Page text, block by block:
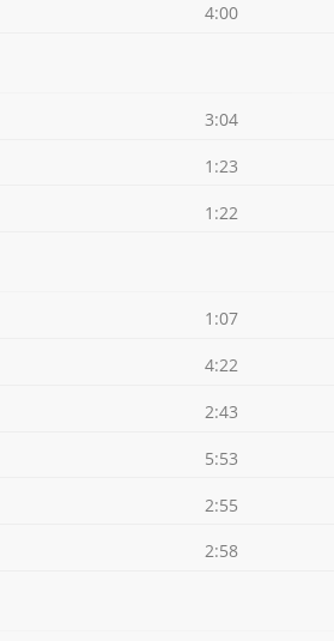
4:00
3:04
1:23
1:22
1:07
4:22
2:43
5:53
2:55
2:58